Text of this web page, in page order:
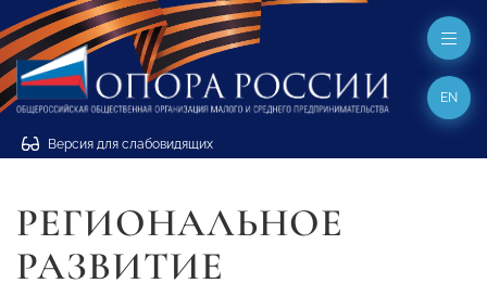
Версия для слабовидящих
EN
РЕГИОНАЛЬНОЕ
РАЗВИТИЕ